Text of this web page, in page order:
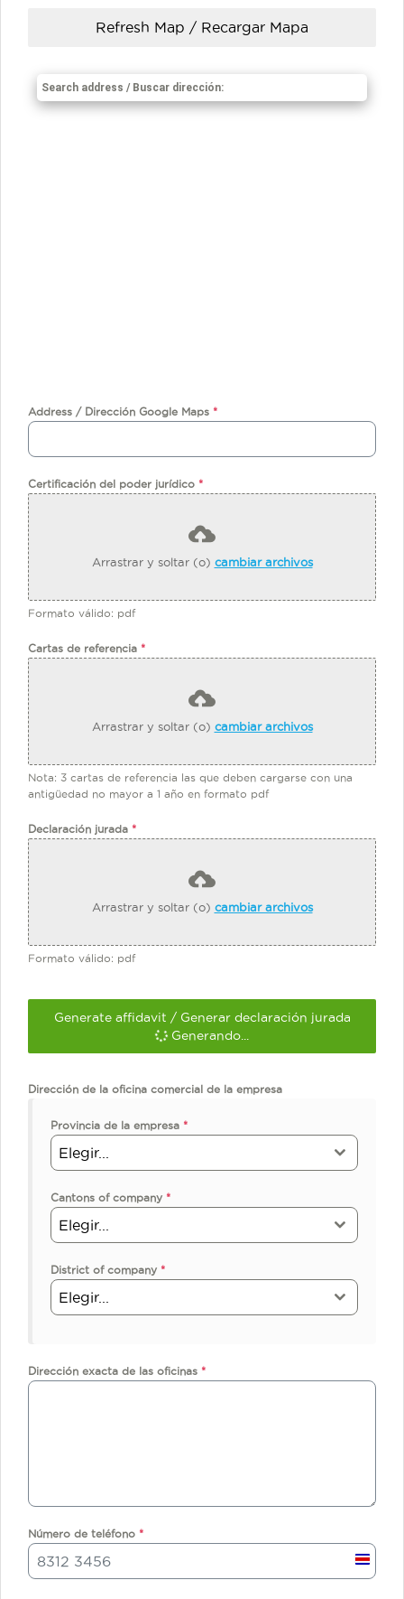
Refresh Map / Recargar Mapa
Search address / Buscar dirección:
Address / Dirección Google Maps *
Certificación del poder jurídico *
Arrastrar y soltar (o) cambiar archivos
Formato válido: pdf
Cartas de referencia *
Arrastrar y soltar (o) cambiar archivos
Nota: 3 cartas de referencia las que deben cargarse con una
antigüedad no mayor a 1 año en formato pdf
Declaración jurada *
Arrastrar y soltar (o) cambiar archivos
Formato válido: pdf
Generate affidavit / Generar declaración jurada
Generando...
Dirección de la oficina comercial de la empresa
Provincia de la empresa *
Elegir...
Cantons of company *
Elegir...
District of company *
Elegir...
Dirección exacta de las oficinas *
Número de teléfono *
C
o